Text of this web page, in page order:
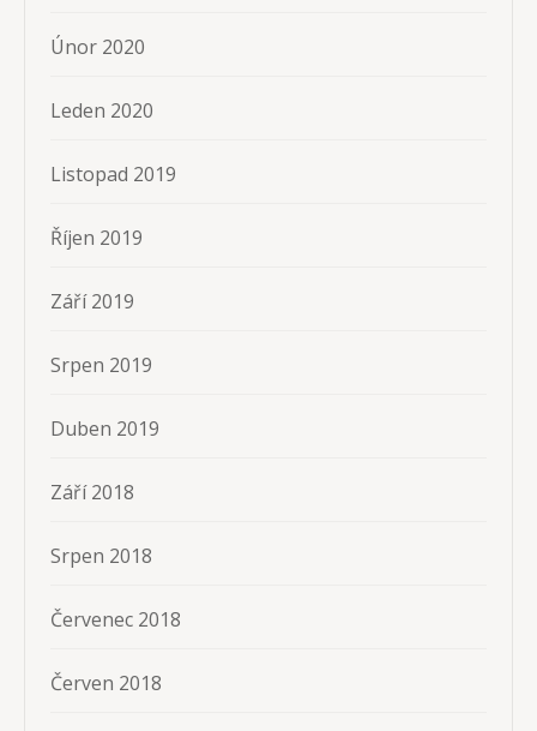
Únor 2020
Leden 2020
Listopad 2019
Říjen 2019
Září 2019
Srpen 2019
Duben 2019
Září 2018
Srpen 2018
Červenec 2018
Červen 2018